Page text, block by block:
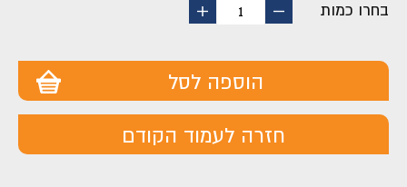
בחרו כמות
החסר
1
הוסף
הוספה לסל
חזרה לעמוד הקודם